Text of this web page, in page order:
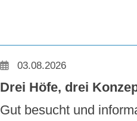
03.08.2026
Drei Höfe, drei
Gut besucht und